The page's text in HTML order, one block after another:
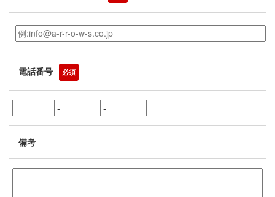
電話番号 必須
- -
備考